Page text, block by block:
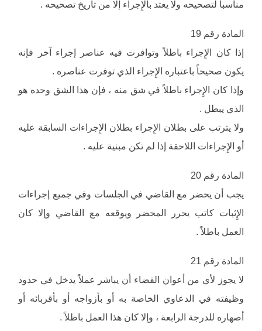
مناسباً لتصحيحه ولا يعتد بالإِجراء إلا من تاريخ تصحيحه .
المادة رقم 19
إذا كان الإِجراء باطلاً وتوافرت فيه عناصر إجراء آخر فإنه
يكون صحيحاً باعتباره الإِجراء الذي توفرت عناصره .
وإذا كان الإِجراء باطلاً في شق منه ، فإن هذا الشق وحده هو
الذي يبطل .
ولا يترتب على بطلان الإِجراء بطلان الإِجراءات السابقة عليه
أو الإِجراءات اللاحقة إذا لم تكن مبنية عليه .
المادة رقم 20
يجب أن يحضر مع القاضي في الجلسات وفي جميع إجراءات
الإِثبات كاتب يحرر المحضر ويوقعه مع القاضي وإلا كان
العمل باطلاً .
المادة رقم 21
لا يجوز لأي من أعوان القضاء أن يباشر عملاً يدخل في حدود
وظيفته في الدعاوي الخاصة به أو بأزواجه أو بأقربائه أو
أصهاره للدرجة الرابعة ، وإلا كان هذا العمل باطلاً .